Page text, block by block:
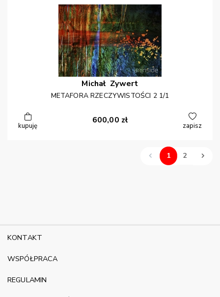
Michał Zywert
METAFORA RZECZYWISTOŚCI 2 1/1
kupuję
600,00 zł
zapisz
1 2
KONTAKT
WSPÓŁPRACA
REGULAMIN